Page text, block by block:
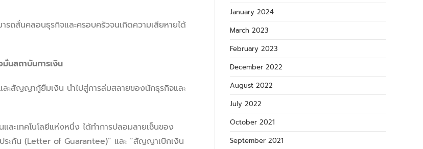
ถสั่นคลอนธุรกิจและครอบครัวจนเกิดความเสียหายได้
นสถาบันการเงิน
ะสัญญากู้ยืมเงิน นำไปสู่การล่มสลายของนักธุรกิจและ
ะเทคโนโลยีแห่งหนึ่ง ได้ทำการปลอมลายเซ็นของ
ประกัน (Letter of Guarantee)” และ “สัญญาเบิกเงิน
January 2024
March 2023
February 2023
December 2022
August 2022
July 2022
October 2021
September 2021